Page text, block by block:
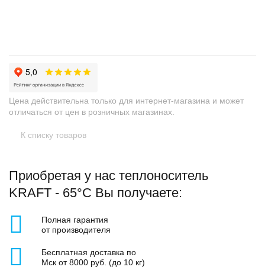
Цена действительна только для интернет-магазина и может
отличаться от цен в розничных магазинах.
К списку товаров
Приобретая у нас теплоноситель
KRAFT - 65°C Вы получаете:
Полная гарантия
от производителя
Бесплатная доставка по
Мск от 8000 руб. (до 10 кг)